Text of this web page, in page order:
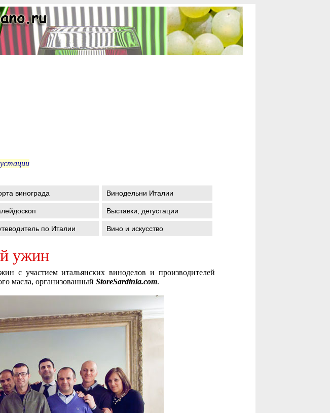
винограда Винодельни Италии
Выставки, дегустации
по Италии Вино и искусство
ужин
с участием итальянских виноделов и производителей
масла, организованный StoreSardinia.com.